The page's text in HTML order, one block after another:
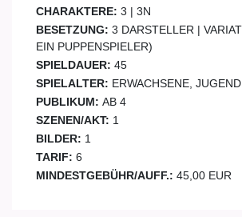
CHARAKTERE: 3 | 3N
BESETZUNG: 3 DARSTELLER |
EIN PUPPENSPIELER)
SPIELDAUER: 45
SPIELALTER: ERWACHSENE,
PUBLIKUM: AB 4
SZENEN/AKT: 1
BILDER: 1
TARIF: 6
MINDESTGEBÜHR/AUFF.: 45,00 EUR